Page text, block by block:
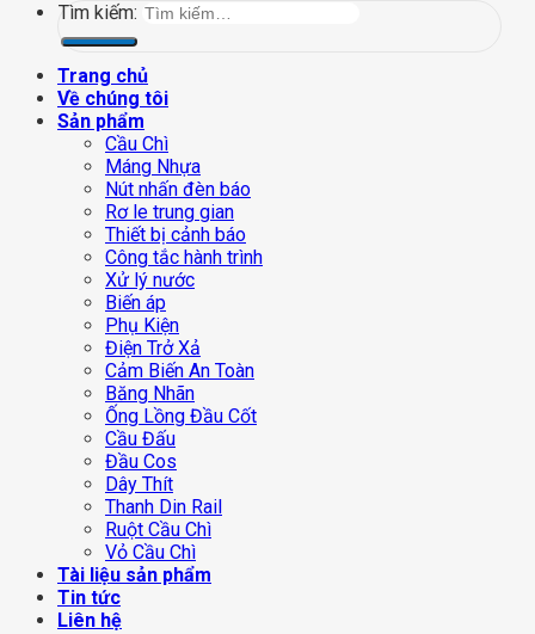
Tìm kiếm:
Trang chủ
Về chúng tôi
Sản phẩm
Cầu Chì
Máng Nhựa
Nút nhấn đèn báo
Rơ le trung gian
Thiết bị cảnh báo
Công tắc hành trình
Xử lý nước
Biến áp
Phụ Kiện
Điện Trở Xả
Cảm Biến An Toàn
Băng Nhãn
Ống Lồng Đầu Cốt
Cầu Đấu
Đầu Cos
Dây Thít
Thanh Din Rail
Ruột Cầu Chì
Vỏ Cầu Chì
Tài liệu sản phẩm
Tin tức
Liên hệ